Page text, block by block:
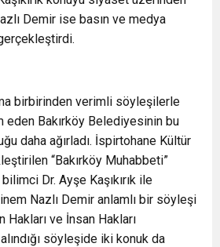
Demir ise basın ve medya
birbirinden verimli söyleşilerle
eden Bakırköy Belediyesinin bu
daha ağırladı. İspirtohane Kültür
“Bakırköy Muhabbeti”
Dr. Ayşe Kaşıkırık ile
Nazlı Demir anlamlı bir söyleşi
ve İnsan Hakları
söyleşide iki konuk da